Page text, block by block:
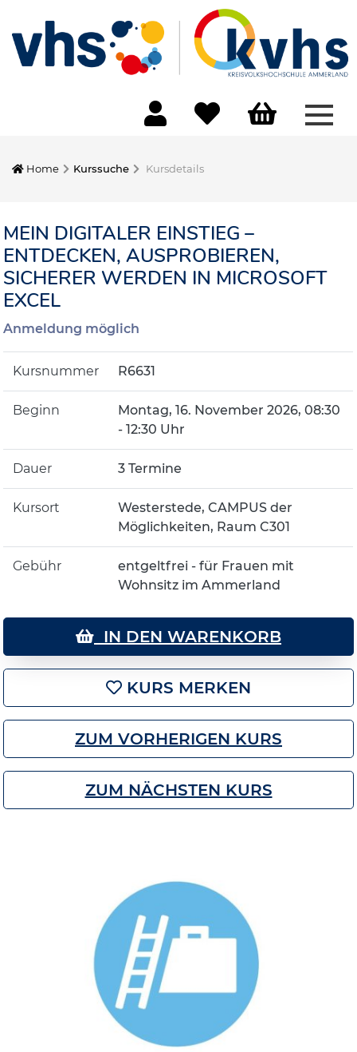
Home Kurssuche Kursdetails
MEIN DIGITALER EINSTIEG –
ENTDECKEN, AUSPROBIEREN,
SICHERER WERDEN IN MICROSOFT
EXCEL
Anmeldung möglich
Kursnummer R6631
Beginn
Montag, 16. November 2026, 08:30
- 12:30 Uhr
Dauer 3 Termine
Kursort
Westerstede, CAMPUS der
Möglichkeiten, Raum C301
Gebühr
entgeltfrei - für Frauen mit
Wohnsitz im Ammerland
IN DEN WARENKORB
KURS MERKEN
ZUM VORHERIGEN KURS
ZUM NÄCHSTEN KURS